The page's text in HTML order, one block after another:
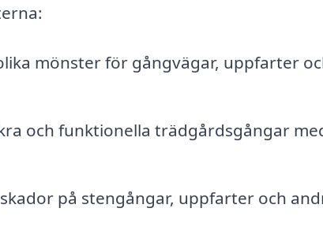
mönster för gångvägar, uppfarter
och funktionella trädgårdsgångar
på stengångar, uppfarter och